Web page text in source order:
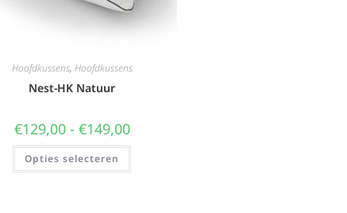
Hoofdkussens, Hoofdkussens
Nest-HK Natuur
€129,00 - €149,00
Opties selecteren